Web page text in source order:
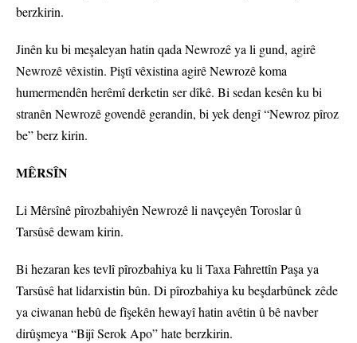
berzkirin.
Jinên ku bi meşaleyan hatin qada Newrozê ya li gund, agirê
Newrozê vêxistin. Piştî vêxistina agirê Newrozê koma
humermendên herêmî derketin ser dîkê. Bi sedan kesên ku bi
stranên Newrozê govendê gerandin, bi yek dengî “Newroz pîroz
be” berz kirin.
MÊRSÎN
Li Mêrsînê pîrozbahiyên Newrozê li navçeyên Toroslar û
Tarsûsê dewam kirin.
Bi hezaran kes tevlî pîrozbahiya ku li Taxa Fahrettîn Paşa ya
Tarsûsê hat lidarxistin bûn. Di pîrozbahiya ku beşdarbûnek zêde
ya ciwanan hebû de fîşekên hewayî hatin avêtin û bê navber
dirûşmeya “Bijî Serok Apo” hate berzkirin.